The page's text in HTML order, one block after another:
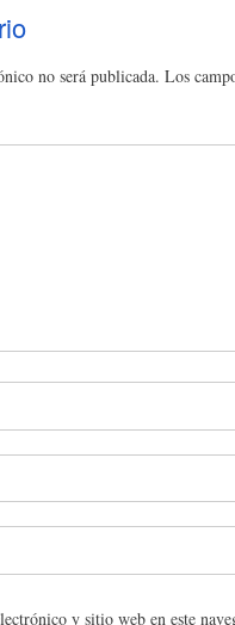
no será publicada. Los
y sitio web en este